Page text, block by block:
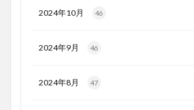
2024年10月 46
2024年9月 46
2024年8月 47